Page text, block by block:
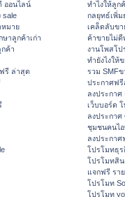
ออนไลน์
sale
หมาย
าลูกค้าเก่า
กค้า
รี ล่าสุด
ทําไงให้ลูก
กลยุทธ์เพิ่ม
เคล็ดลับขา
ค้าขายไม่ดี
งานโพสโป
ทํายังไงให้
รวม SMF
ประกาศฟรี
ลงประกาศ
เว็บบอร์ด
ลงประกา
ชุมชนคนไ
ลงประกาศ
โปรโมทธุ
โปรโมทสิ
แจกฟรี รา
โปรโมท
โปรโมท